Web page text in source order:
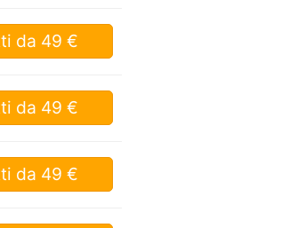
da 49 €
da 49 €
da 49 €